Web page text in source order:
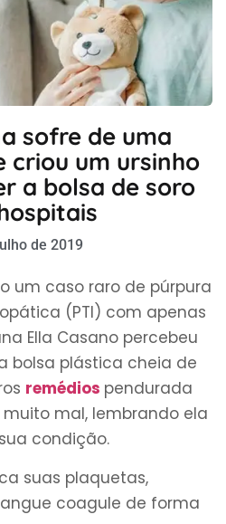
sofre de uma
criou um ursinho
a bolsa de soro
de 2019
um caso raro de púrpura
(PTI) com apenas
Ella Casano percebeu
bolsa plástica cheia de
remédios pendurada
mal, lembrando ela
condição.
suas plaquetas,
coagule de forma